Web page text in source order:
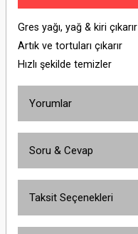
Gres yağı, yağ & kiri çıkarır
Artık ve tortuları çıkarır
Hızlı şekilde temizler
Yorumlar
Soru & Cevap
Taksit Seçenekleri